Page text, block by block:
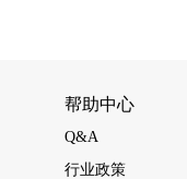
帮助中心
Q&A
行业政策